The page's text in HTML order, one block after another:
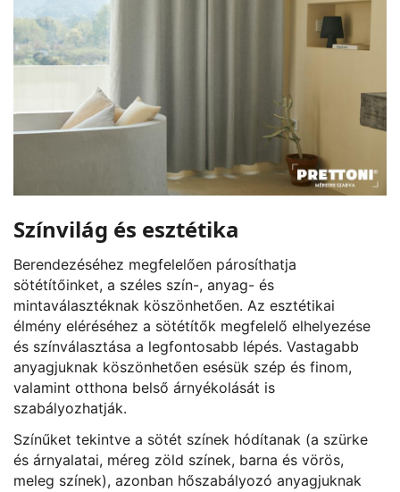
Színvilág és esztétika
Berendezéséhez megfelelően párosíthatja
sötétítőinket, a széles szín-, anyag- és
mintaválasztéknak köszönhetően. Az esztétikai
élmény eléréséhez a sötétítők megfelelő elhelyezése
és színválasztása a legfontosabb lépés. Vastagabb
anyagjuknak köszönhetően esésük szép és finom,
valamint otthona belső árnyékolását is
szabályozhatják.
Színűket tekintve a sötét színek hódítanak (a szürke
és árnyalatai, méreg zöld színek, barna és vörös,
meleg színek), azonban hőszabályozó anyagjuknak